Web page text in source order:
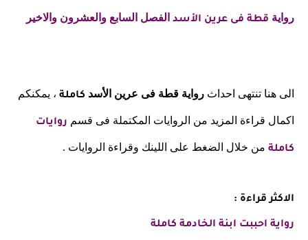
رواية قطة فى عرين الأسد الفصل السابع والعشرون والاخير
الى هنا تنتهى احداث رواية قطة فى عرين الأسد كاملة ، يمكنكم
اكمال قراءة المزيد من الروايات المكتملة فى قسم روايات
كاملة من خلال الضغط على اللينك وقراءة الروايات .
الاكثر قراءة :
رواية احببت ابنة الخادمة كاملة